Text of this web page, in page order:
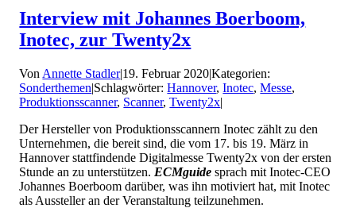
Interview mit Johannes Boerboom,
Inotec, zur Twenty2x
Von Annette Stadler|19. Februar 2020|Kategorien:
Sonderthemen|Schlagwörter:Hannover,Inotec,Messe,
Produktionsscanner, Scanner,Twenty2x|
Der Hersteller von Produktionsscannern Inotec zählt zu den
Unternehmen, die bereit sind, die vom 17. bis 19. März in
Hannover stattfindende Digitalmesse Twenty2x von der ersten
Stunde an zu unterstützen. ECMguide sprach mit Inotec-CEO
Johannes Boerboom darüber, was ihn motiviert hat, mit Inotec
als Aussteller an der Veranstaltung teilzunehmen.